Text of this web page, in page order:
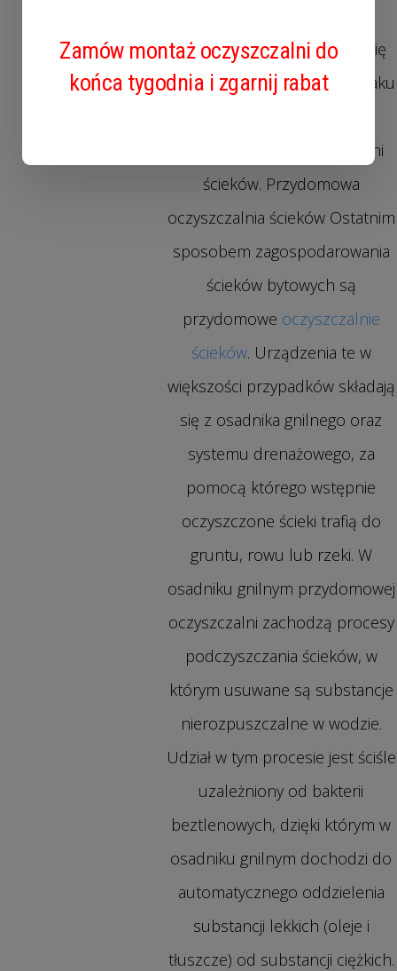
późniejszego przyłączenia się
do sieci kanalizacyjnej lub braku
przydomowych oczyszczalni
ścieków. Przydomowa
oczyszczalnia ścieków Ostatnim
sposobem zagospodarowania
ścieków bytowych są
przydomowe oczyszczalnie
ścieków. Urządzenia te w
większości przypadków składają
się z osadnika gnilnego oraz
systemu drenażowego, za
pomocą którego wstępnie
oczyszczone ścieki trafią do
gruntu, rowu lub rzeki. W
osadniku gnilnym przydomowej
oczyszczalni zachodzą procesy
podczyszczania ścieków, w
którym usuwane są substancje
nierozpuszczalne w wodzie.
Udział w tym procesie jest ściśle
uzależniony od bakterii
beztlenowych, dzięki którym w
osadniku gnilnym dochodzi do
automatycznego oddzielenia
substancji lekkich (oleje i
tłuszcze) od substancji ciężkich.
Zamów montaż oczyszczalni do
końca tygodnia i zgarnij rabat